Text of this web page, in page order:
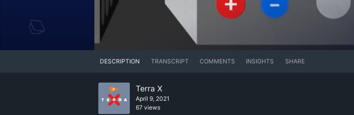
DESCRIPTION TRANSCRIPT COMMENTS INSIGHTS SHARE
Terra X
April 9, 2021
67 views